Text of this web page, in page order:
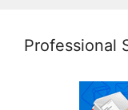
Professional